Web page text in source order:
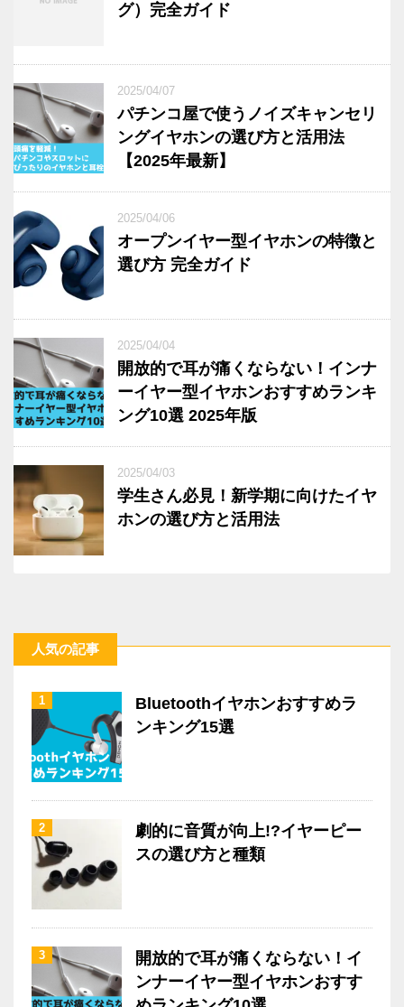
グ）完全ガイド
2025/04/07
パチンコ屋で使うノイズキャンセリ
ングイヤホンの選び方と活用法
【2025年最新】
2025/04/06
オープンイヤー型イヤホンの特徴と
選び方 完全ガイド
2025/04/04
開放的で耳が痛くならない！インナ
ーイヤー型イヤホンおすすめランキ
ング10選 2025年版
2025/04/03
学生さん必見！新学期に向けたイヤ
ホンの選び方と活用法
人気の記事
1
Bluetoothイヤホンおすすめラ
ンキング15選
2
劇的に音質が向上!?イヤーピー
スの選び方と種類
3
開放的で耳が痛くならない！イ
ンナーイヤー型イヤホンおすす